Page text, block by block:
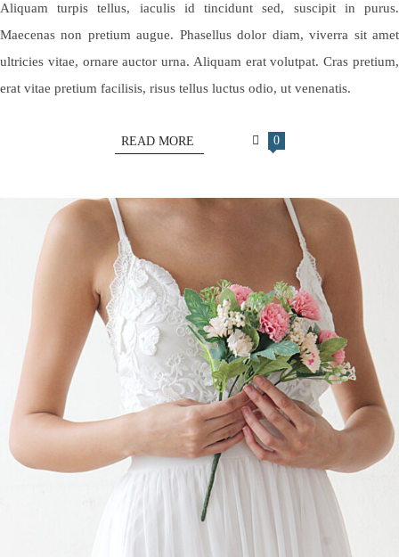
Aliquam turpis tellus, iaculis id tincidunt sed, suscipit in purus.
Maecenas non pretium augue. Phasellus dolor diam, viverra sit amet
ultricies vitae, ornare auctor urna. Aliquam erat volutpat. Cras pretium,
erat vitae pretium facilisis, risus tellus luctus odio, ut venenatis.
READ MORE 0